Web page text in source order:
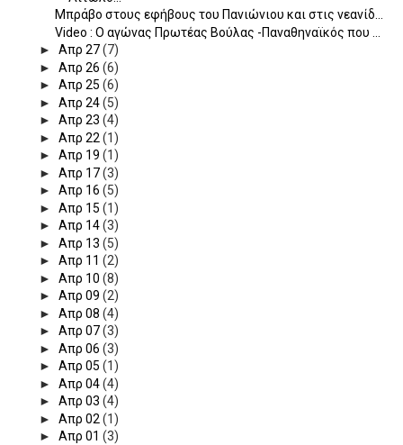
Μπράβο στους εφήβους του Πανιώνιου και στις νεανίδ...
Video : Ο αγώνας Πρωτέας Βούλας -Παναθηναϊκός που ...
► Απρ 27(7)
► Απρ 26 (6)
► Απρ 25 (6)
► Απρ 24(5)
► Απρ 23 (4)
► Απρ 22 (1)
► Απρ 19 (1)
► Απρ 17(3)
► Απρ 16 (5)
► Απρ 15 (1)
► Απρ 14(3)
► Απρ 13 (5)
► Απρ 11 (2)
► Απρ 10 (8)
► Απρ 09 (2)
► Απρ 08 (4)
► Απρ 07(3)
► Απρ 06 (3)
► Απρ 05 (1)
► Απρ 04(4)
► Απρ 03 (4)
► Απρ 02 (1)
► Απρ 01 (3)